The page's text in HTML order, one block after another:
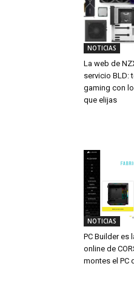
NOTICIAS
La web de
servicio BLD:
gaming con
que elijas
NOTICIAS
PC Builder es
online de
montes el PC